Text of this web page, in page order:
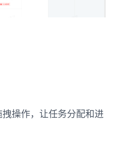
操作，让任务分配和进